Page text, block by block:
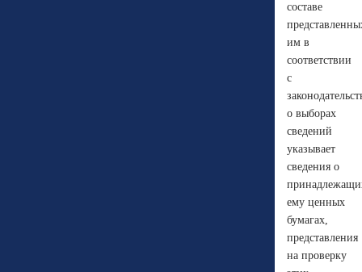
составе
им в
соответствии
с
о выборах
сведений
указывает
сведения о
ему ценных
бумагах,
представления
на проверку